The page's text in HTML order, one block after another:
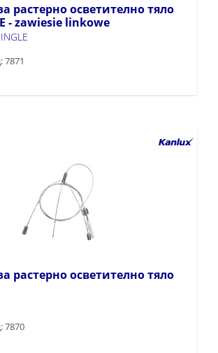
растерно осветително тяло
- zawiesie linkowe
7871
растерно осветително тяло
7870